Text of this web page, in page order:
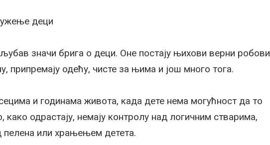
деци
значи брига о деци. Оне постају њихови верни робови
припремају одећу, чисте за њима и још много тога.
и годинама живота, када дете нема могућност да то
одрастају, немају контролу над логичним стварима,
или храњењем детета.